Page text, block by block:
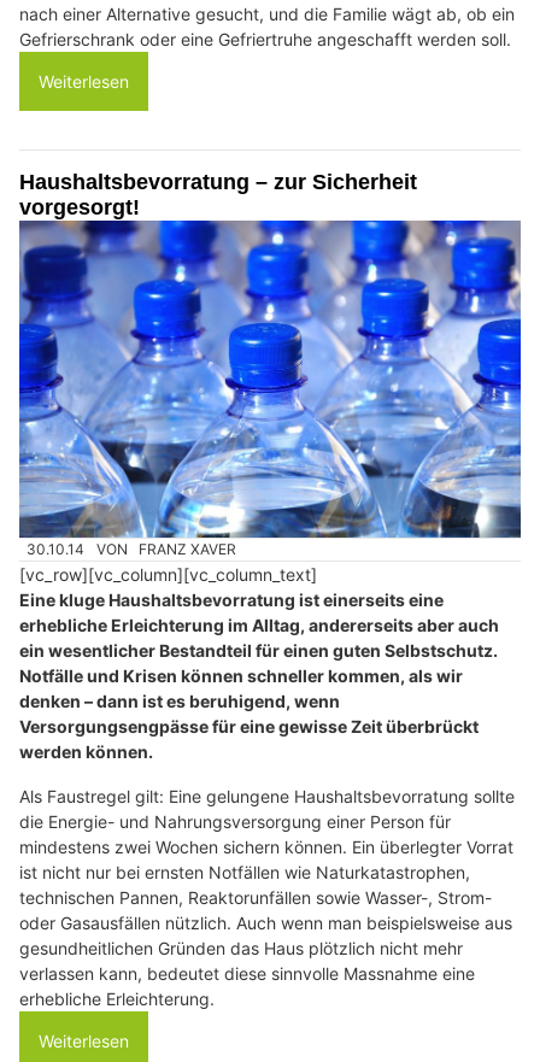
nach einer Alternative gesucht, und die Familie wägt ab, ob ein
Gefrierschrank oder eine Gefriertruhe angeschafft werden soll.
Weiterlesen
Haushaltsbevorratung – zur Sicherheit
vorgesorgt!
30.10.14 VON FRANZ XAVER
[vc_row][vc_column][vc_column_text]
Eine kluge Haushaltsbevorratung ist einerseits eine
erhebliche Erleichterung im Alltag, andererseits aber auch
ein wesentlicher Bestandteil für einen guten Selbstschutz.
Notfälle und Krisen können schneller kommen, als wir
denken – dann ist es beruhigend, wenn
Versorgungsengpässe für eine gewisse Zeit überbrückt
werden können.
Als Faustregel gilt: Eine gelungene Haushaltsbevorratung sollte
die Energie- und Nahrungsversorgung einer Person für
mindestens zwei Wochen sichern können. Ein überlegter Vorrat
ist nicht nur bei ernsten Notfällen wie Naturkatastrophen,
technischen Pannen, Reaktorunfällen sowie Wasser-, Strom-
oder Gasausfällen nützlich. Auch wenn man beispielsweise aus
gesundheitlichen Gründen das Haus plötzlich nicht mehr
verlassen kann, bedeutet diese sinnvolle Massnahme eine
erhebliche Erleichterung.
Weiterlesen